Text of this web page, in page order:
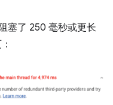
阻塞了 250 毫秒或更长